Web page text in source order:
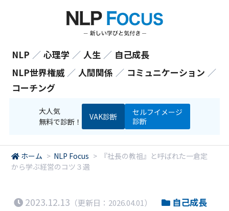
NLP ／ 心理学 ／ 人生 ／ 自己成長
NLP世界権威 ／ 人間関係 ／ コミュニケーション ／
コーチング
大人気
無料で診断！
VAK診断
セルフイメージ
診断
ホーム > NLP Focus >
『社長の教祖』と呼ばれた一倉定
から学ぶ経営のコツ３選
2023.12.13 （更新日：2026.04.01） 自己成長